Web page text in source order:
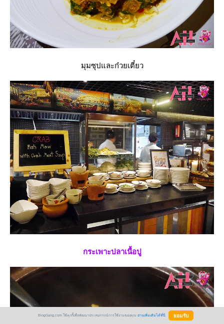
มุมซุปและก๋วยเตี๋ยว
กระเพาะปลาเนื้อปู
BlogGang.com ใช้คุกกี้เพื่อพัฒนาประสบการณ์การใช้งานของคุณ อ่านเพิ่มเติมได้ที่นี่